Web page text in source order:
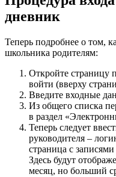
дневник
Теперь подробнее о том,
школьника родителям:
Откройте страницу
войти (вверху
Введите входные
Из общего списка
в раздел
Теперь следует
руководителя –
страница с
Здесь будут
месяц, но больший